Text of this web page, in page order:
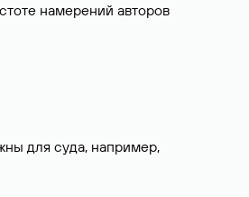
намерений авторов
для суда, например,